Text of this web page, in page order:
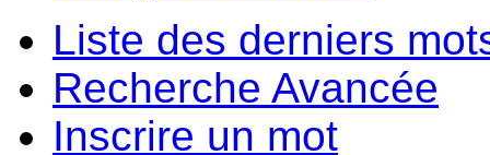
Liste des derniers
Recherche Avancée
Inscrire un mot